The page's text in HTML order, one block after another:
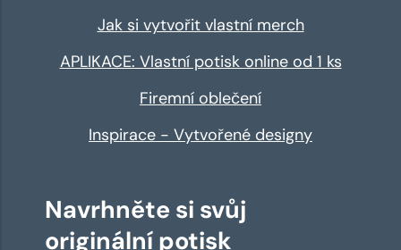
Jak si vytvořit vlastní merch
APLIKACE: Vlastní potisk online od 1 ks
Firemní oblečení
Inspirace - Vytvořené designy
Navrhněte si svůj
originální potisk